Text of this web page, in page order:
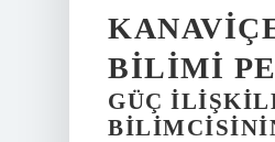
BILIMI
GÜÇ